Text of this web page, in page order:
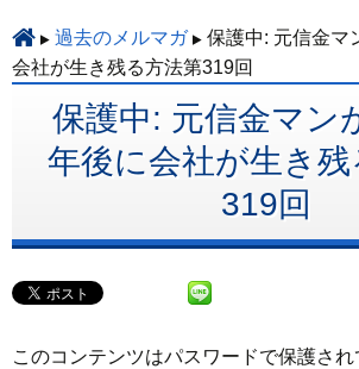
ン
ツ
へ
ス
キ
ッ
過去のメルマガ
保護中: 元信金マ
会社が生き残る方法第319回
保護中: 元信金マン
年後に会社が生き
319回
このコンテンツはパスワードで保護さ